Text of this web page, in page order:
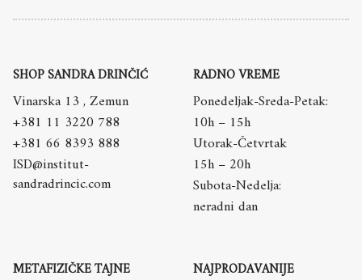
SHOP SANDRA DRINČIĆ
Vinarska 13 , Zemun
+381 11 3220 788
+381 66 8393 888
ISD@institut-
sandradrincic.com
RADNO VREME
Ponedeljak-Sreda-Petak:
10h – 15h
Utorak-Četvrtak
15h – 20h
Subota-Nedelja:
neradni dan
METAFIZIČKE TAJNE NAJPRODAVANIJE